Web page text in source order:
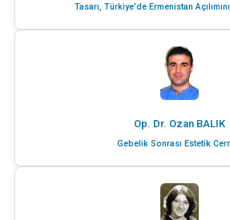
Tasarı, Türkiye’de Ermenistan
Op. Dr. Ozan BALIK
Gebelik Sonrası Estetik